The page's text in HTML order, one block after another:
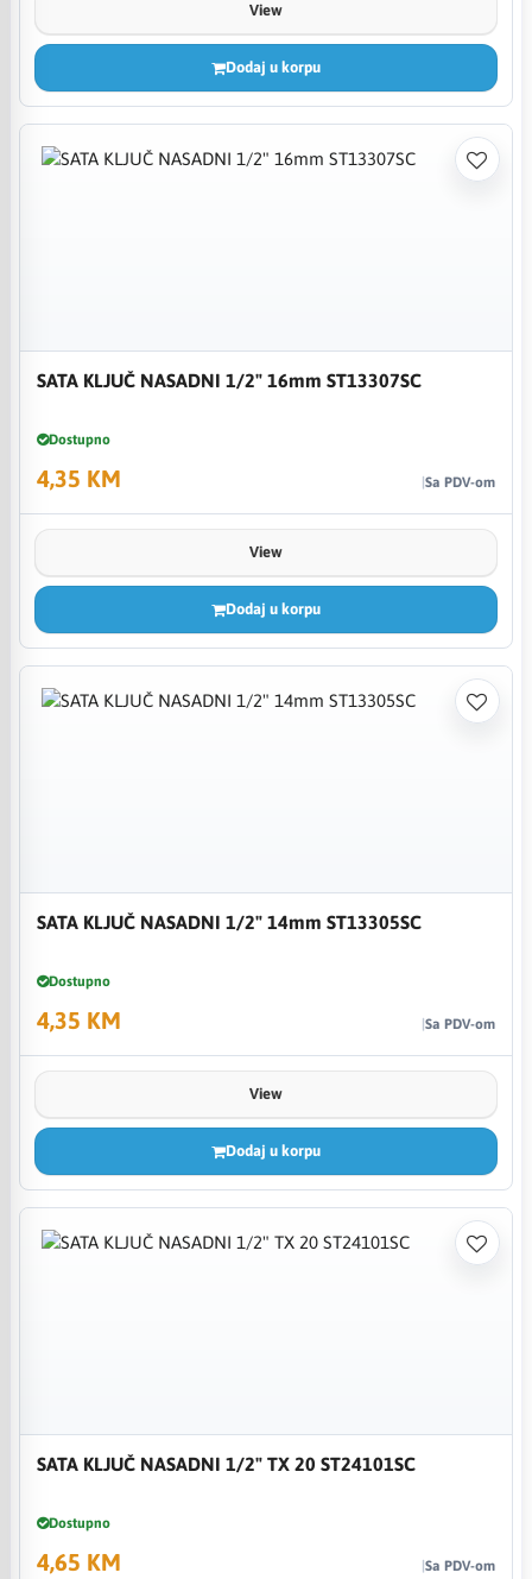
View
Dodaj u korpu
SATA KLJUČ NASADNI 1/2" 16mm ST13307SC
Dostupno
4,35 KM Sa PDV-om
View
Dodaj u korpu
SATA KLJUČ NASADNI 1/2" 14mm ST13305SC
Dostupno
4,35 KM Sa PDV-om
View
Dodaj u korpu
SATA KLJUČ NASADNI 1/2" TX 20 ST24101SC
Dostupno
4,65 KM Sa PDV-om